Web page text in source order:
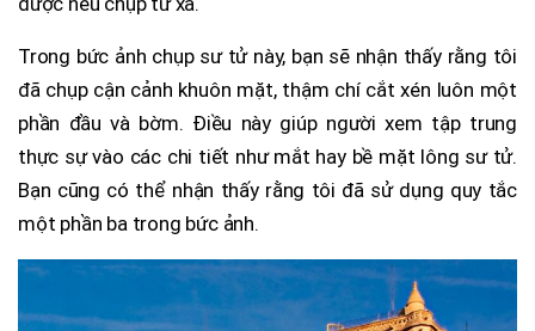
Trong bức ảnh chụp sư tử này, bạn sẽ nhận thấy rằng tôi
đã chụp cận cảnh khuôn mặt, thậm chí cắt xén luôn một
phần đầu và bờm. Điều này giúp người xem tập trung
thực sự vào các chi tiết như mắt hay bề mặt lông sư tử.
Bạn cũng có thể nhận thấy rằng tôi đã sử dụng quy tắc
một phần ba trong bức ảnh.